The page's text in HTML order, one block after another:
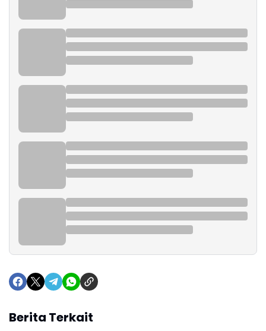
Berita Terkait